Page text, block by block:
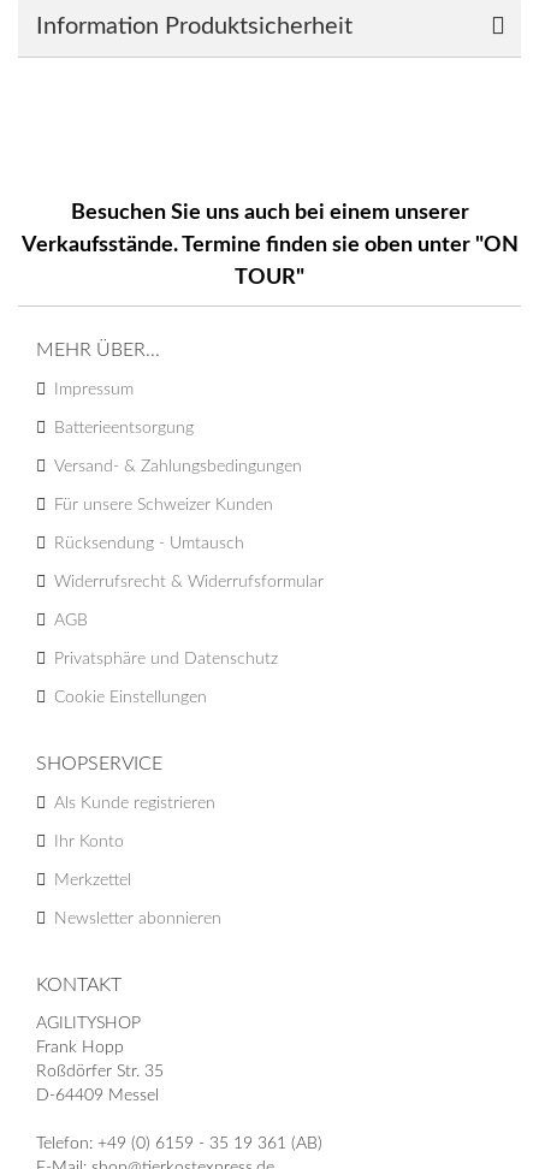
Information Produktsicherheit
Besuchen Sie uns auch bei einem unserer
Verkaufsstände. Termine finden sie oben unter "ON
TOUR"
MEHR ÜBER...
Impressum
Batterieentsorgung
Versand- & Zahlungsbedingungen
Für unsere Schweizer Kunden
Rücksendung - Umtausch
Widerrufsrecht & Widerrufsformular
AGB
Privatsphäre und Datenschutz
Cookie Einstellungen
SHOPSERVICE
Als Kunde registrieren
Ihr Konto
Merkzettel
Newsletter abonnieren
KONTAKT
AGILITYSHOP
Frank Hopp
Roßdörfer Str. 35
D-64409 Messel
Telefon: +49 (0) 6159 - 35 19 361 (AB)